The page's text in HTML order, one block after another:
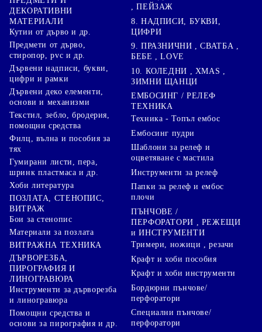
ДЕКОРАТИВНИ
МАТЕРИАЛИ
Кутии от дърво и др.
Предмети от дърво,
стиропор, pvc и др.
Дървени надписи, букви,
цифри и рамки
Дървени деко елементи,
основи и механизми
Текстил, зебло, бродерия,
помощни средства
Филц, вълна и пособия за
тях
Гумирани листи, пера,
шринк пластмаса и др.
Хоби литература
ПОЗЛАТА, СТЕНОПИС,
ВИТРАЖ
Бои за стенопис
Материали за позлата
ВИТРАЖНА ТЕХНИКА
ДЪРВОРЕЗБА,
ПИРОГРАФИЯ И
ЛИНОГРАВЮРА
Инструменти за дърворезба
и линогравюра
Помощни средства и
основи за пирография и др.
, ПЕЙЗАЖ
8. НАДПИСИ, БУКВИ,
ЦИФРИ
9. ПРАЗНИЧНИ , СВАТБА ,
БЕБЕ , LOVE
10. КОЛЕДНИ , XMAS ,
ЗИМНИ ЩАНЦИ
ЕМБОСИНГ / РЕЛЕФ
ТЕХНИКА
Техника - Топъл ембос
Ембосинг пудри
Шаблони за релеф и
оцветяване с мастила
Инструменти за релеф
Папки за релеф и ембос
плочи
ПЪНЧОВЕ /
ПЕРФОРАТОРИ , РЕЖЕЩИ
и ИНСТРУМЕНТИ
Тримери, ножици , резачи
Крафт и хоби пособия
Крафт и хоби инструменти
Бордюрни пънчове/
перфоратори
Специални пънчове/
перфоратори